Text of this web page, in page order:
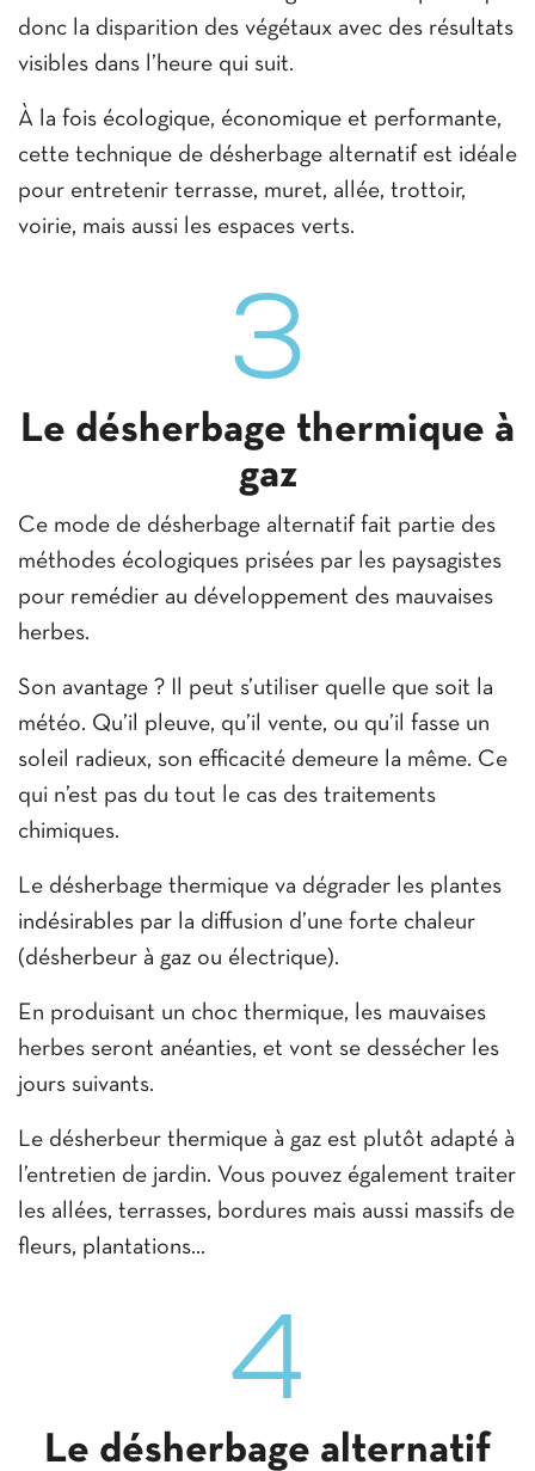
donc la disparition des végétaux avec des résultats
visibles dans l’heure qui suit.
À la fois écologique, économique et performante,
cette technique de désherbage alternatif est idéale
pour entretenir terrasse, muret, allée, trottoir,
voirie, mais aussi les espaces verts.
3
Le désherbage thermique à
gaz
Ce mode de désherbage alternatif fait partie des
méthodes écologiques prisées par les paysagistes
pour remédier au développement des mauvaises
herbes.
Son avantage ? Il peut s’utiliser quelle que soit la
météo. Qu’il pleuve, qu’il vente, ou qu’il fasse un
soleil radieux, son efficacité demeure la même. Ce
qui n’est pas du tout le cas des traitements
chimiques.
Le désherbage thermique va dégrader les plantes
indésirables par la diffusion d’une forte chaleur
(désherbeur à gaz ou électrique).
En produisant un choc thermique, les mauvaises
herbes seront anéanties, et vont se dessécher les
jours suivants.
Le désherbeur thermique à gaz est plutôt adapté à
l’entretien de jardin. Vous pouvez également traiter
les allées, terrasses, bordures mais aussi massifs de
fleurs, plantations...
4
Le désherbage alternatif